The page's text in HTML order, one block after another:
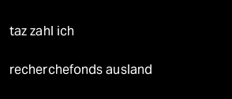
taz zahl ich
recherchefonds ausland